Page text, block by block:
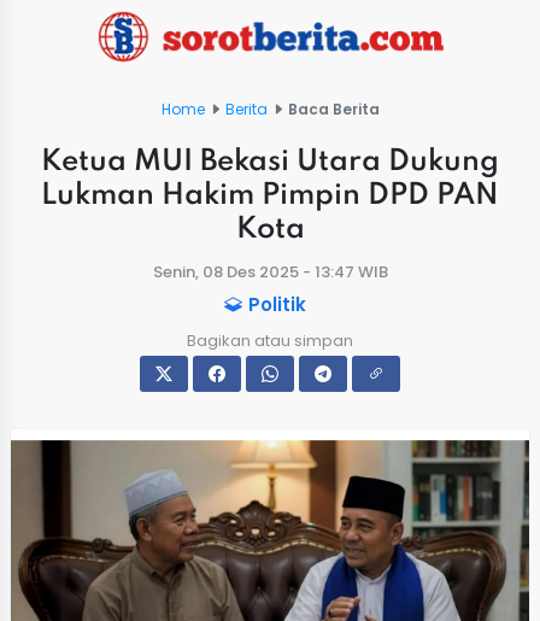
Home Berita Baca Berita
Ketua MUI Bekasi Utara Dukung
Lukman Hakim Pimpin DPD PAN
Kota
Senin, 08 Des 2025 - 13:47 WIB
Politik
Bagikan atau simpan